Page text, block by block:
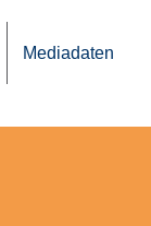
Media­da­ten